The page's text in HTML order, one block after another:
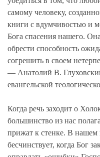
самому человеку,
книги с вдумчивостью и
Бога спасения нашего.
обрести способность
согрешить в своем
— Анатолий В.
евангельской
Когда речь заходит о
большинство из нас
прижат к стенке. В нашем
бесчинствует, когда Бог